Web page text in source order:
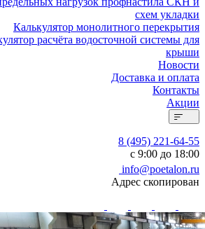
схем укладки
Калькулятор монолитного перекрытия
расчёта водосточной системы для
крыши
Новости
Доставка и оплата
Контакты
Акции
8 (495) 221-64-55
с 9:00 до 18:00
info@poetalon.ru
Адрес скопирован